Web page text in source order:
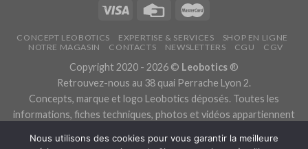
CONCEPT LEOBOTICS EXPERTISE & SERVICES
SHOP EN LIGNE
NOTRE MAGASIN
CONTACTS NEWSLETTERS CGU CGV
Copyright 2020 - 2026 © Leobotics ®
Retrouvez-nous au 38 quai Perrache Lyon 2.
Concepts, marque et logo Leobotics déposés. Toutes les
informations, fiches techniques, photos et vidéos appartiennent
Les traductions sont automatiques, veuillez nous excuser pour
Nous utilisons des cookies pour vous garantir la meilleure